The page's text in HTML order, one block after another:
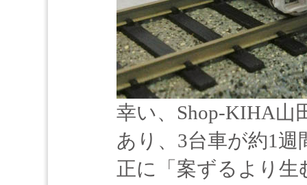
幸い、Shop-KIHA山
あり、3台車が約1
正に「案ずるより